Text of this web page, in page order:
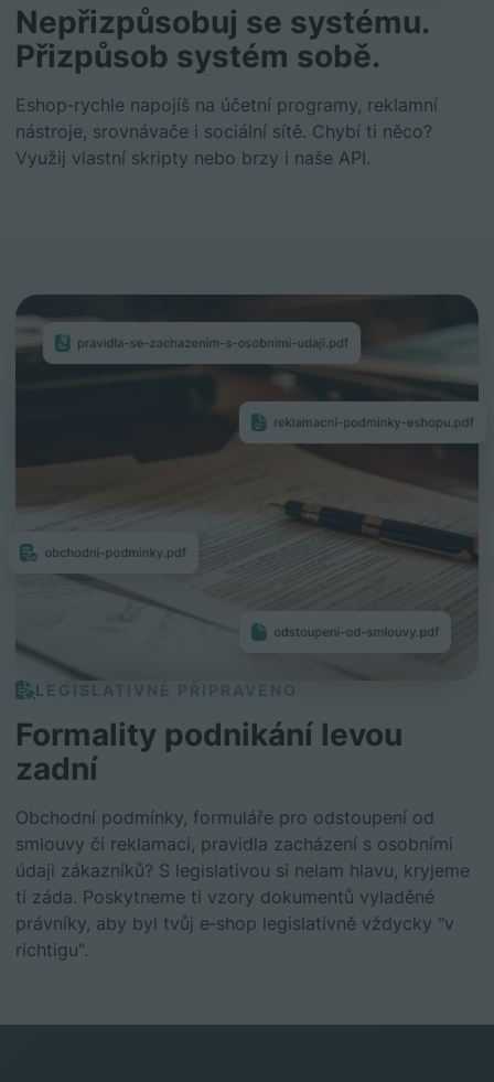
Nepřizpůsobuj se systému.
Přizpůsob systém sobě.
Eshop‑rychle napojíš na účetní programy, reklamní
nástroje, srovnávače i sociální sítě. Chybí ti něco?
Využij vlastní skripty nebo brzy i naše API.
LEGISLATIVNĚ PŘIPRAVENO
Formality podnikání levou
zadní
Obchodní podmínky, formuláře pro odstoupení od
smlouvy či reklamaci, pravidla zacházení s osobními
údaji zákazníků? S legislativou si nelam hlavu, kryjeme
ti záda. Poskytneme ti vzory dokumentů vyladěné
právníky, aby byl tvůj e‑shop legislativně vždycky "v
richtigu".